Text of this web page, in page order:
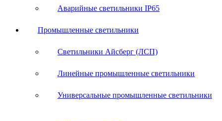
Аварийные светильники IP65
Промышленные светильники
Светильники Айсберг (ЛСП)
Линейные промышленные светильники
Универсальные промышленные светильники